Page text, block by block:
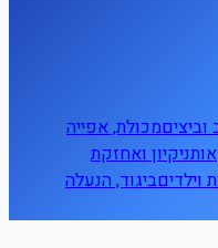
וביציםמכולת, אפייה
ניקיון ואחזקת
וילדיםביגוד, הנעלה